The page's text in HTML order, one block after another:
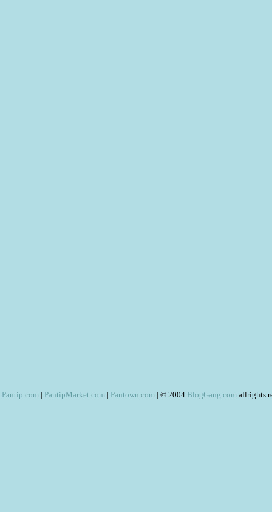
Pantip.com | PantipMarket.com | Pantown.com | © 2004 BlogGang.com allrights